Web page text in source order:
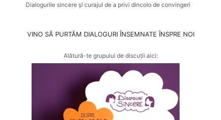
Dialogurile sincere și curajul de a privi dincolo de convingeri
VINO SĂ PURTĂM DIALOGURI ÎNSEMNATE ÎNSPRE NOI
Alătură-te grupului de discuții aici: